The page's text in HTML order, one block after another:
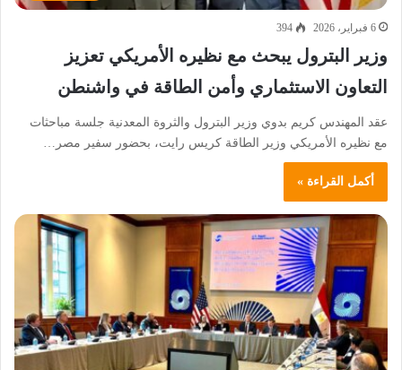
6 فبراير، 2026 394
وزير البترول يبحث مع نظيره الأمريكي تعزيز
التعاون الاستثماري وأمن الطاقة في واشنطن
عقد المهندس كريم بدوي وزير البترول والثروة المعدنية جلسة مباحثات
مع نظيره الأمريكي وزير الطاقة كريس رايت، بحضور سفير مصر…
أكمل القراءة »